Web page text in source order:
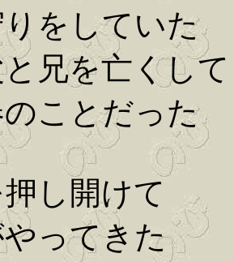
をしていた
兄を亡くして
のことだった
し開けて
ってきた